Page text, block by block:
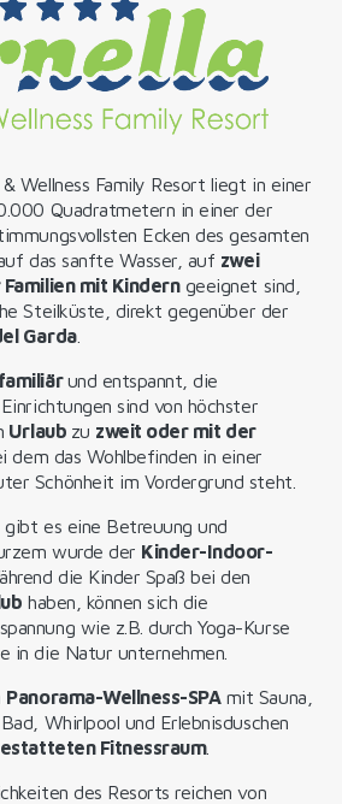
& Wellness Family Resort liegt in einer
Quadratmetern in einer der
Ecken des gesamten
das sanfte Wasser, auf zwei
mit Kinderngeeignet sind,
Steilküste, direkt gegenüber der
Garda.
und entspannt, die
sind von höchster
Urlaub zu zweit oder mit der
dem das Wohlbefinden in einer
Schönheit im Vordergrund steht.
gibt es eine Betreuung und
wurde der Kinder-Indoor-
die Kinder Spaß bei den
haben, können sich die
wie z.B. durch Yoga-Kurse
in die Natur unternehmen.
Panorama-Wellness-SPAmit Sauna,
Whirlpool und Erlebnisduschen
Fitnessraum.
des Resorts reichen von